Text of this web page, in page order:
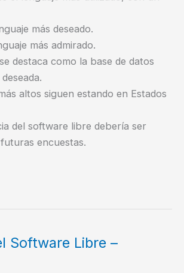
más deseado.
más admirado.
destaca como la base de datos
altos siguen estando en Estados
del software libre debería ser
encuestas.
Software Libre –